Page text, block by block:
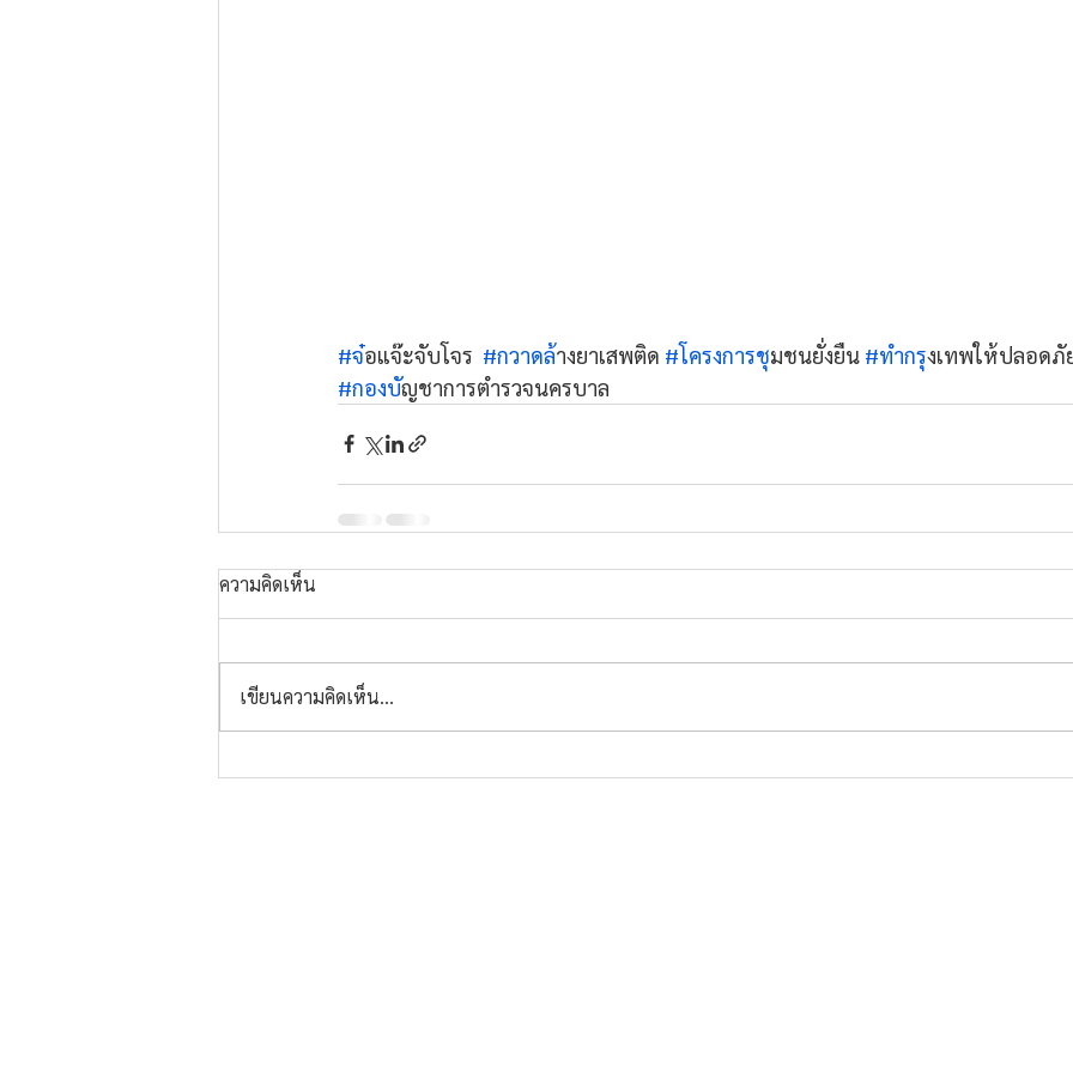
#จ๋อแจ๊ะจับโจร #กวาดล้างยาเสพติด #โครงการชุมชนยั่งยืน #ทำกรงเทพให้ปลอดภั
#กองบัญชาการตํารวจนครบาล
ความคิดเห็น
เขียนความคิดเห็น…